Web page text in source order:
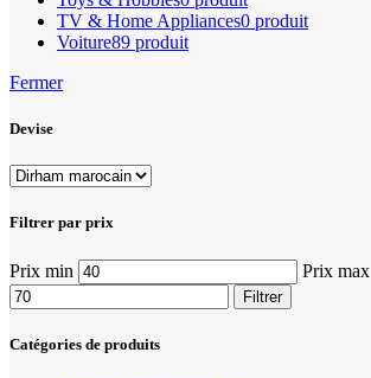
TV & Home Appliances0 produit
Voiture89 produit
Fermer
Devise
Filtrer par prix
Prix min Prix max
Filtrer
Catégories de produits